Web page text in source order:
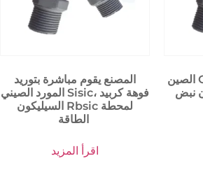
المصنع يقوم مباشرة بتوريد
المورد الصيني Sisic، فوهة كربيد
السيليكون Rbsic لمحطة
اقرأ المزيد
الصين OEM عالية الجودة كربيد